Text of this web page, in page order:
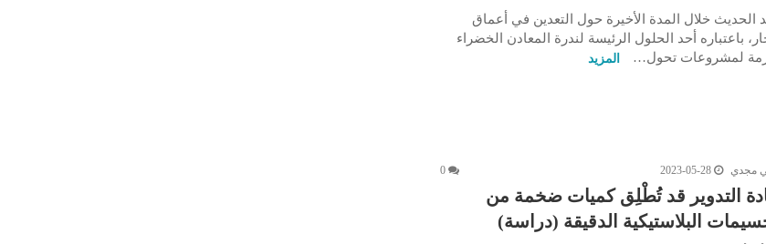
الحديث خلال المدة الأخيرة حول التعدين في أعماق
باعتباره أحد الحلول الرئيسة لندرة المعادن الخضراء
لمشروعات تحول…
المزيد
مجدي 2023-05-28
0
التدوير قد تُطْلِق كميات ضخمة من
البلاستيكية الدقيقة (دراسة)